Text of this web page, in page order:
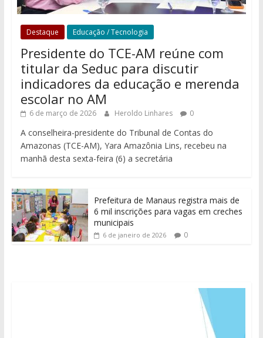
Destaque Educação / Tecnologia
Presidente do TCE-AM reúne com
titular da Seduc para discutir
indicadores da educação e merenda
escolar no AM
6 de março de 2026 Heroldo Linhares 0
A conselheira-presidente do Tribunal de Contas do
Amazonas (TCE-AM), Yara Amazônia Lins, recebeu na
manhã desta sexta-feira (6) a secretária
Prefeitura de Manaus registra mais de
6 mil inscrições para vagas em creches
municipais
6 de janeiro de 2026 0